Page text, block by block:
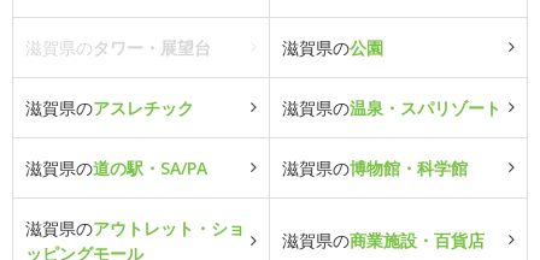
滋賀県のタワー・展望台 滋賀県の公園
滋賀県のアスレチック 滋賀県の温泉・スパリゾート
滋賀県の道の駅・SA/PA 滋賀県の博物館・科学館
滋賀県のアウトレット・ショ
ッピングモール
滋賀県の商業施設・百貨店